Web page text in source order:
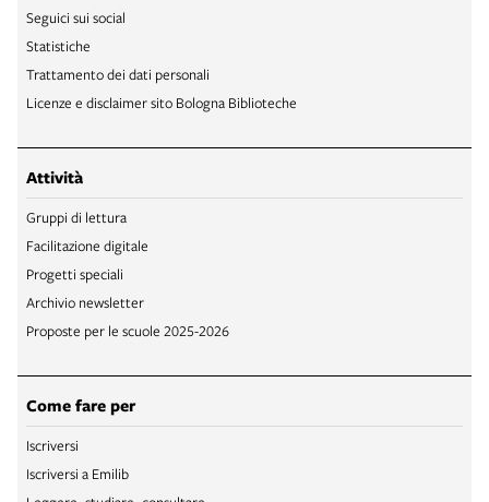
Seguici sui social
Statistiche
Trattamento dei dati personali
Licenze e disclaimer sito Bologna Biblioteche
Attività
Gruppi di lettura
Facilitazione digitale
Progetti speciali
Archivio newsletter
Proposte per le scuole 2025-2026
Come fare per
Iscriversi
Iscriversi a Emilib